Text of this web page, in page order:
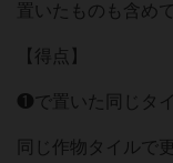
置いたものも含め
【得点】
❶で置いた同じタ
同じ作物タイルで